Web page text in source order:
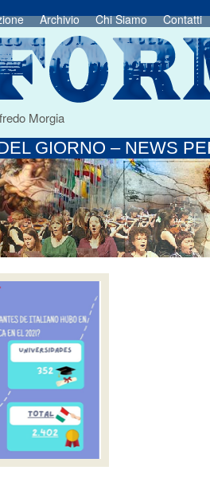
Archivio Chi Siamo Contatti
Morgia
GIORNO – NEWS